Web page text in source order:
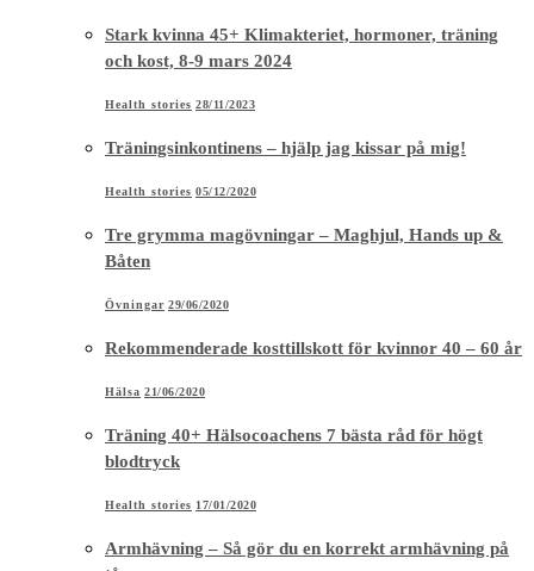
Stark kvinna 45+ Klimakteriet, hormoner, träning
och kost, 8-9 mars 2024
Health stories 28/11/2023
Träningsinkontinens – hjälp jag kissar på mig!
Health stories 05/12/2020
Tre grymma magövningar – Maghjul, Hands up &
Båten
Övningar 29/06/2020
Rekommenderade kosttillskott för kvinnor 40 – 60 år
Hälsa 21/06/2020
Träning 40+ Hälsocoachens 7 bästa råd för högt
blodtryck
Health stories 17/01/2020
Armhävning – Så gör du en korrekt armhävning på